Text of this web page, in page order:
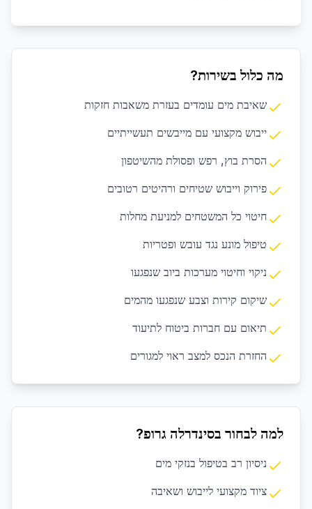
מה כלול בשירות?
שאיבת מים עומדים בעזרת משאבות חזקות
ייבוש מקצועי עם מייבשים תעשייתיים
הסרת בוץ, רפש ופסולת מהשיטפון
פירוק וייבוש שטיחים ורהיטים רטובים
חיטוי כל המשטחים למניעת מחלות
טיפול מונע נגד עובש ופטריות
ניקוי וחיטוי מערכות ביוב שנפגעו
שיקום קירות וצבע שנפגעו מהמים
תיאום עם חברות ביטוח לתיעוד
החזרת הנכס למצב ראוי למגורים
למה לבחור בסינדרלה גרופ?
ניסיון רב בטיפול בנזקי מים
ציוד מקצועי לייבוש ושאיבה